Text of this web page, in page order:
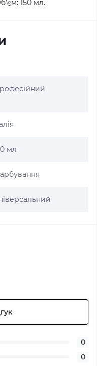
150 мл.
мл
0
0